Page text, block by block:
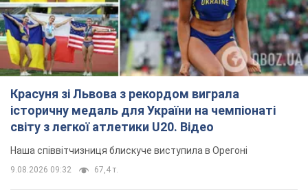
Красуня зі Львова з рекордом виграла
історичну медаль для України на чемпіонаті
світу з легкої атлетики U20. Відео
Наша співвітчизниця блискуче виступила в Орегоні
9.08.2026 09:32 67,4 т.